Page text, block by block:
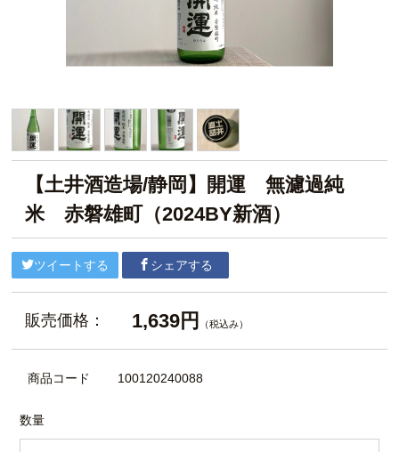
【土井酒造場/静岡】開運 無濾過純
米 赤磐雄町（2024BY新酒）
ツイートする シェアする
販売価格： 1,639円 （税込み）
商品コード 100120240088
数量